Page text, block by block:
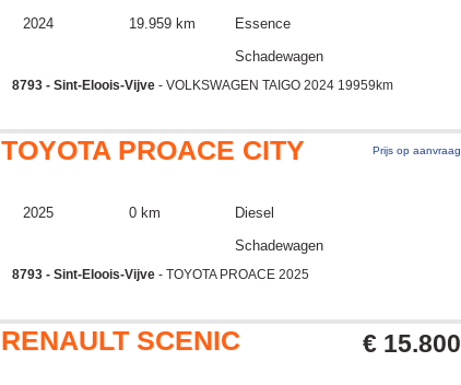
2024 19.959 km
Essence
Schadewagen
8793 - Sint-Eloois-Vijve - VOLKSWAGEN TAIGO 2024 19959km
TOYOTA PROACE CITY Prijs op aanvraag
2025 0 km
Diesel
Schadewagen
8793 - Sint-Eloois-Vijve - TOYOTA PROACE 2025
RENAULT SCENIC € 15.800